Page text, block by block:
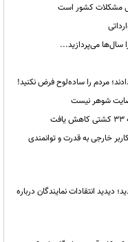
مشکلات کشور است
مردم را ساده‌لوح فرض نکنید!
شوهر نیست
خارجی به قدرت و توانمندی
انتقادات نمایندگان درباره